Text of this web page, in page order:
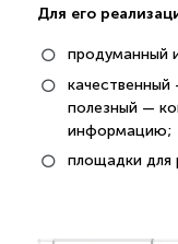
Для его
продуманный
качественный
полезный —
информацию;
площадки для